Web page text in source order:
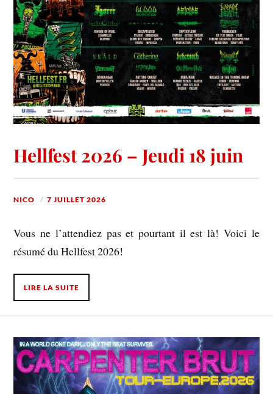
Hellfest 2026 – Jeudi 18 juin
NICO 7 JUILLET 2026
Vous ne l’attendiez pas et pourtant il est là! Voici le
résumé du Hellfest 2026!
LIRE LA SUITE